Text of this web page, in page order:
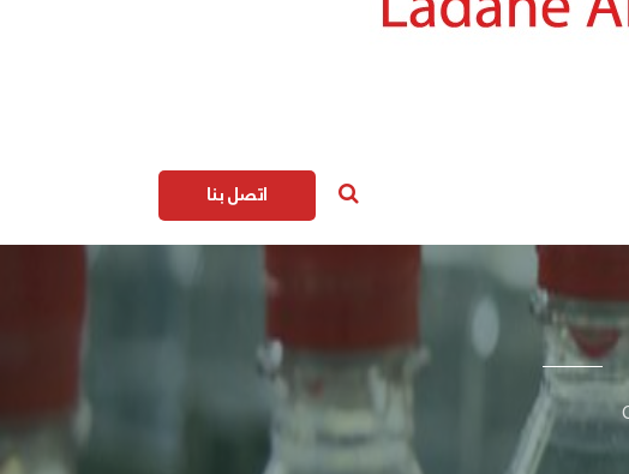
اتصل بنا